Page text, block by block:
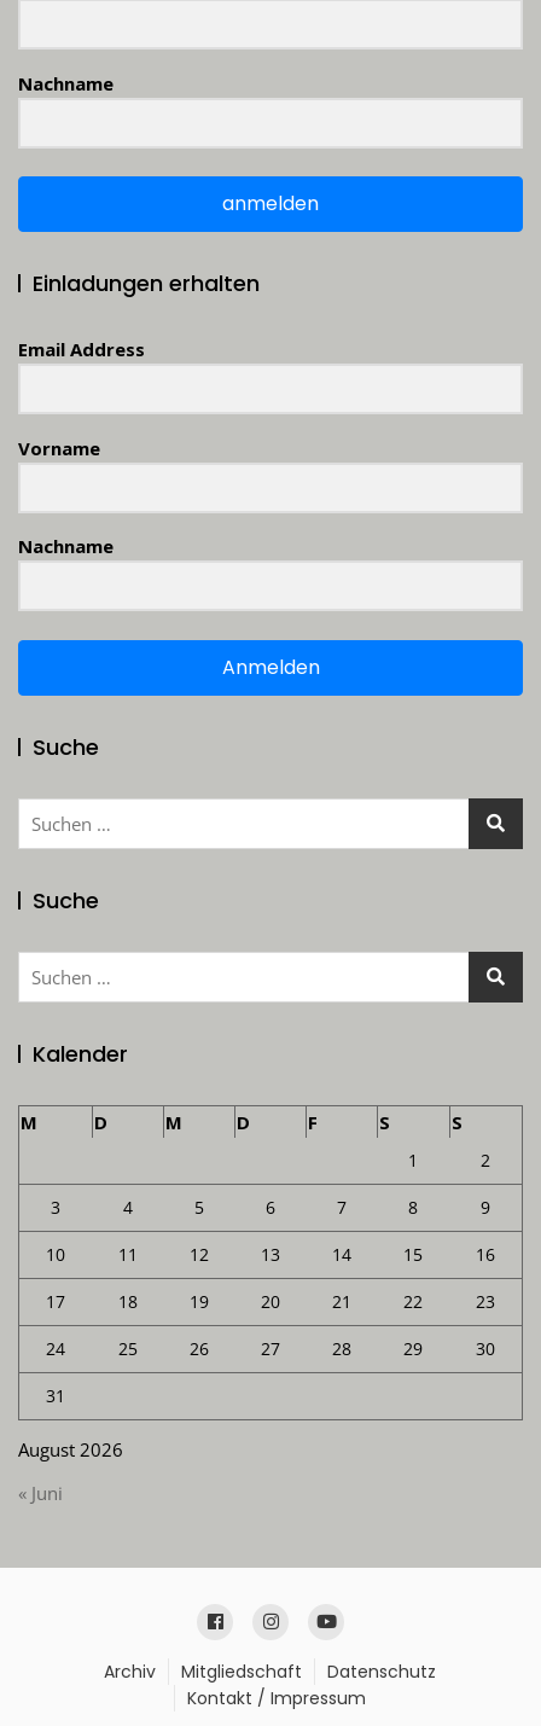
Nachname
anmelden
Einladungen erhalten
Email Address
Vorname
Nachname
Anmelden
Suche
Suchen
Suche
Suchen
Kalender
August 2026
M D M D F S S
1 2
3 4 5 6 7 8 9
10 11 12 13 14 15 16
17 18 19 20 21 22 23
24 25 26 27 28 29 30
31
« Juni
Archiv Mitgliedschaft
Datenschutz
Kontakt / Impressum